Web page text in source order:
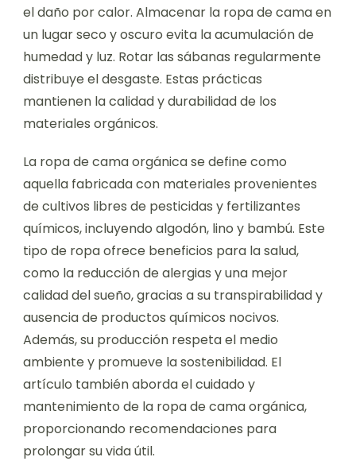
el daño por calor. Almacenar la ropa de cama en
un lugar seco y oscuro evita la acumulación de
humedad y luz. Rotar las sábanas regularmente
distribuye el desgaste. Estas prácticas
mantienen la calidad y durabilidad de los
materiales orgánicos.
La ropa de cama orgánica se define como
aquella fabricada con materiales provenientes
de cultivos libres de pesticidas y fertilizantes
químicos, incluyendo algodón, lino y bambú. Este
tipo de ropa ofrece beneficios para la salud,
como la reducción de alergias y una mejor
calidad del sueño, gracias a su transpirabilidad y
ausencia de productos químicos nocivos.
Además, su producción respeta el medio
ambiente y promueve la sostenibilidad. El
artículo también aborda el cuidado y
mantenimiento de la ropa de cama orgánica,
proporcionando recomendaciones para
prolongar su vida útil.